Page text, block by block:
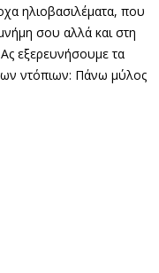
ηλιοβασιλέματα, που
σου αλλά και στη
εξερευνήσουμε τα
ντόπιων: Πάνω μύλος